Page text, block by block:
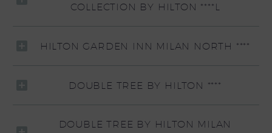
COLLECTION BY HILTON ****L
HILTON GARDEN INN MILAN NORTH ****
DOUBLE TREE BY HILTON ****
DOUBLE TREE BY HILTON MILAN